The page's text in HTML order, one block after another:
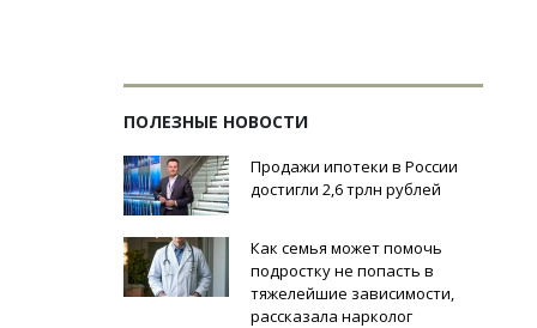
ПОЛЕЗНЫЕ НОВОСТИ
Продажи ипотеки в России
достигли 2,6 трлн рублей
Как семья может помочь
подростку не попасть в
тяжелейшие зависимости,
рассказала нарколог